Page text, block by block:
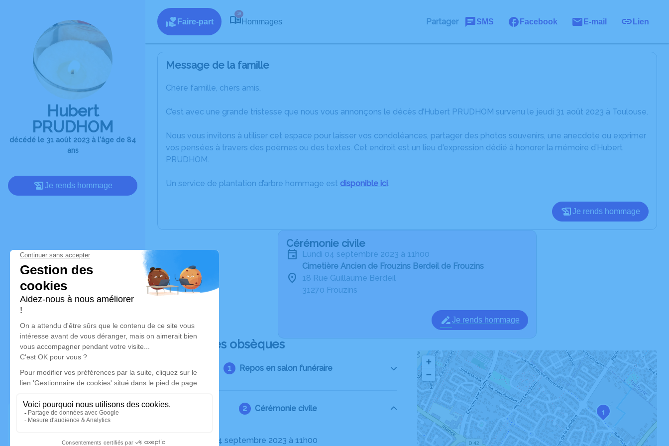
Hubert
PRUDHOM
décédé le 31 août 2023 à l'âge de 84
ans
Je rends hommage
Faire-part
19
Hommages Partager SMS Facebook E-mail Lien
Message de la famille
Chère famille, chers amis,
C’est avec une grande tristesse que nous vous annonçons le décès d’Hubert PRUDHOM survenu le jeudi 31 août 2023 à Toulouse.
Nous vous invitons à utiliser cet espace pour laisser vos condoléances, partager des photos souvenirs, une anecdote ou exprimer
vos pensées à travers des poèmes ou des textes. Cet endroit est un lieu d'expression dédié à honorer la mémoire d’Hubert
PRUDHOM.
Un service de plantation d’arbre hommage est disponible ici.
Je rends hommage
Cérémonie civile
lundi 04 septembre 2023 à 11h00
Cimetière Ancien de Frouzins Berdeil de Frouzins
18 Rue Guillaume Berdeil
31270 Frouzins
Je rends hommage
Déroulé des obsèques
Repos en salon funéraire
Cérémonie civile
Le lundi 04 septembre 2023 à 11h00
1
+
−